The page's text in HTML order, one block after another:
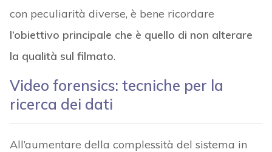
con peculiarità diverse, è bene ricordare
l’obiettivo principale che è quello di non alterare
la qualità sul filmato.
Video forensics: tecniche per la
ricerca dei dati
All’aumentare della complessità del sistema in